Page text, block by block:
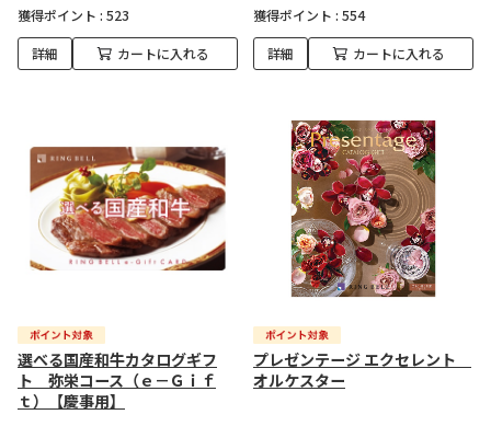
獲得ポイント : 523
詳細 カートに入れる
獲得ポイント : 554
詳細 カートに入れる
選べる国産和牛カタログギフ
ト 弥栄コース（ｅ－Ｇｉｆ
ｔ）【慶事用】
プレゼンテージ エクセレント
オルケスター